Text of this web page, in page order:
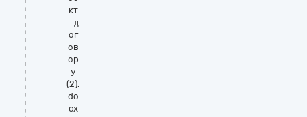
кт
_д
ог
ов
ор
у
(2).
do
cx